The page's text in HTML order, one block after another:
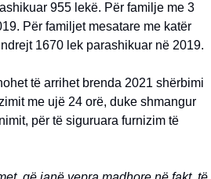
955 lekë. Për familje me 3
Për familjet mesatare me katër
1670 lek parashikuar në 2019.
të arrihet brenda 2021 shërbimi
me ujë 24 orë, duke shmangur
për të siguruara furnizim të